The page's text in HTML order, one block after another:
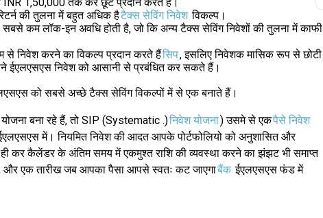
रिटर्न की तुलना में बहुत अधिक हैटैक्स सेविंग निवेश विकल्प।
कम लॉक-इन अवधि होती है, जो कि अन्य टैक्स सेविंग निवेशों की तुलना में काफी
निवेश करने का विकल्प प्रदान करते हैंसिप, इसलिए निवेशक मासिक रूप से छोटी
ईएलएसएस निवेश को आसानी से प्रबंधित कर सकते हैं।
को सबसे अच्छे टैक्स सेविंग विकल्पों में से एक बनाते हैं।
बना रहे हैं, तो SIP (Systematic .)निवेश योजना) उसमे से एकपैसे निवेश
में। नियमित निवेश की आदत आपके पोर्टफोलियो को अनुशासित और
कर कैलेंडर के अंतिम समय में एकमुश्त राशि की व्यवस्था करने का झंझट भी समाप्त
एक तारीख जब आपका पैसा आपसे स्वतः कट जाएगाबैंक ईएलएसएस फंड में